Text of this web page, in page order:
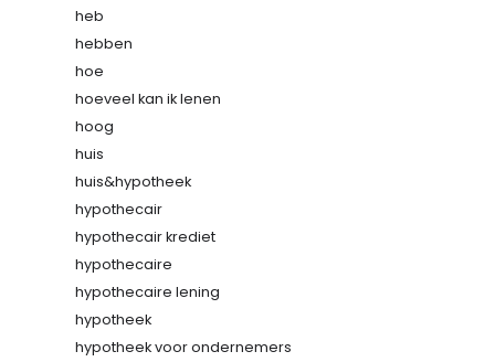
heb
hebben
hoe
hoeveel kan ik lenen
hoog
huis
huis&hypotheek
hypothecair
hypothecair krediet
hypothecaire
hypothecaire lening
hypotheek
hypotheek voor ondernemers